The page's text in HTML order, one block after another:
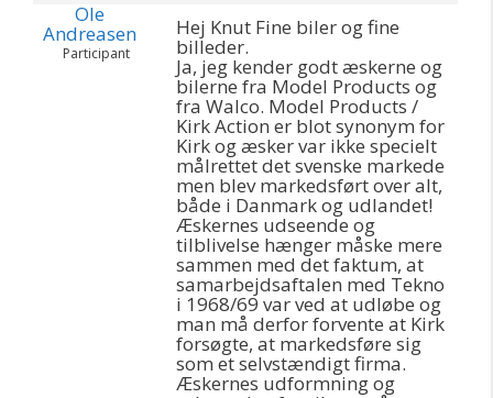
Ole
Andreasen
Participant
Hej Knut Fine biler og fine
billeder.
Ja, jeg kender godt æskerne og
bilerne fra Model Products og
fra Walco. Model Products /
Kirk Action er blot synonym for
Kirk og æsker var ikke specielt
målrettet det svenske markede
men blev markedsført over alt,
både i Danmark og udlandet!
Æskernes udseende og
tilblivelse hænger måske mere
sammen med det faktum, at
samarbejdsaftalen med Tekno
i 1968/69 var ved at udløbe og
man må derfor forvente at Kirk
forsøgte, at markedsføre sig
som et selvstændigt firma.
Æskernes udformning og